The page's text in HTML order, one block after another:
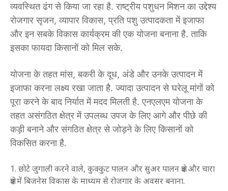
व्यवस्थित ढंग से किया जा रहा है. राष्ट्रीय पशुधन मिशन का उद्देश्य
रोजगार सृजन, व्यापार विकास, प्रति पशु उत्पादकता में इजाफा
और इन सबके विकास कार्यक्रम की एक योजना बनाना है. ताकि
इसका फायदा किसानों को मिल सके.
योजना के तहत मांस, बकरी के दूध, अंडे और उनके उत्पादन में
इजाफा करना लक्ष्य रखा जाता है. ज्यादा उत्पादन से घरेलू मांगों को
पूरा करने के बाद निर्यात में मदद मिलती है. एनएलएम योजना के
तहत असंगठित क्षेत्र में उपलब्ध उपज के लिए आगे और पीछे की
कड़ी बनाने और संगठित क्षेत्र से जोड़ने के लिए किसानों को
विकसित करना है.
छोटे जुगाली करने वाले, कुक्कुट पालन और सुअर पालन क्षेत्र और चारा
क्षेत्र में बिजनेस विकास के माध्यम से रोजगार के अवसर बनाना.